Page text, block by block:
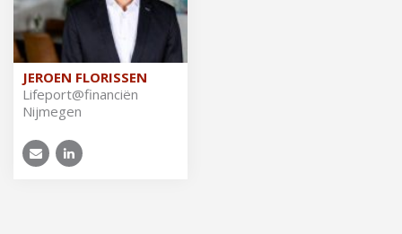
JEROEN FLORISSEN
Li­fe­port@fi­nan­ciën
Nijmegen